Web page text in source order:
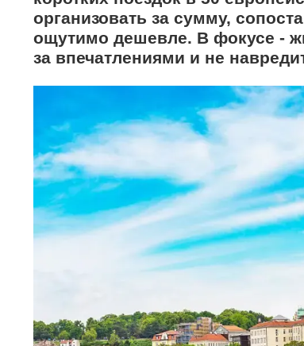
организовать за сумму,
ощутимо дешевле. В фокусе -
за впечатлениями и не